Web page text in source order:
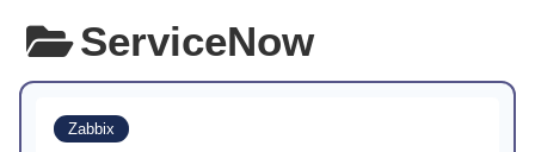
ServiceNow
Zabbix